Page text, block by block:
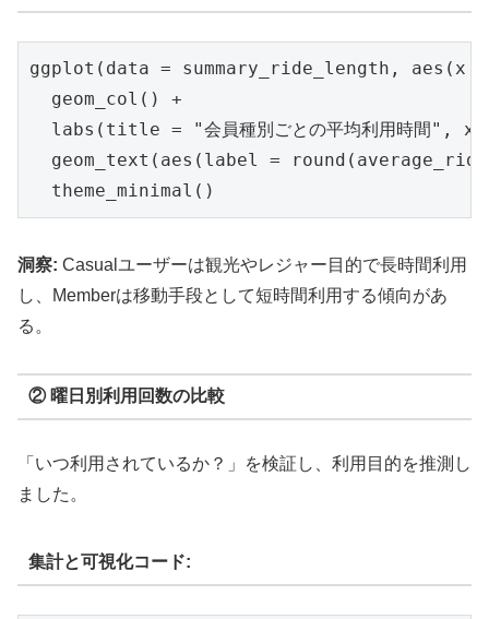
ggplot(data = summary_ride_length, aes(x
  geom_col() +
labs(title = "会員種別ごとの平均利用時間",
geom_text(aes(label =
  theme_minimal()
洞察: Casualユーザーは観光やレジャー目的で長時間利用
し、Memberは移動手段として短時間利用する傾向があ
る。
② 曜日別利用回数の比較
「いつ利用されているか？」を検証し、利用目的を推測し
ました。
集計と可視化コード: